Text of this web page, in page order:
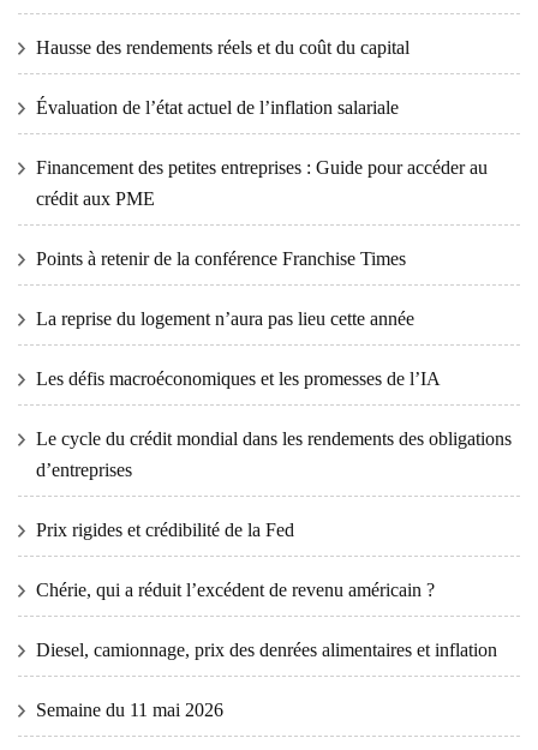
Hausse des rendements réels et du coût du capital
Évaluation de l’état actuel de l’inflation salariale
Financement des petites entreprises : Guide pour accéder au
crédit aux PME
Points à retenir de la conférence Franchise Times
La reprise du logement n’aura pas lieu cette année
Les défis macroéconomiques et les promesses de l’IA
Le cycle du crédit mondial dans les rendements des obligations
d’entreprises
Prix ​​​​rigides et crédibilité de la Fed
Chérie, qui a réduit l’excédent de revenu américain ?
Diesel, camionnage, prix des denrées alimentaires et inflation
Semaine du 11 mai 2026